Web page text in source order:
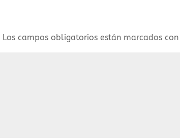
Los campos obligatorios están marcados